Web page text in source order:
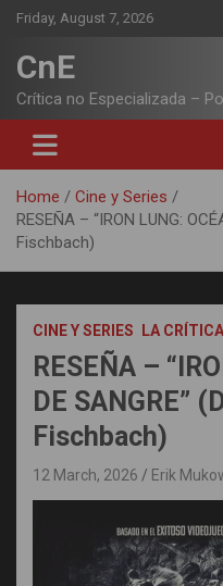
Skip
content
Friday, August 7, 2026
CnE
Crítica no Especializada –
Home
Cine y Series
RESEÑA – “IRON LUNG:
Fischbach)
CINE Y SERIES LA CRÍTICA
RESEÑA –
DE SANGRE”
Fischbach)
12 March, 2026 Erik